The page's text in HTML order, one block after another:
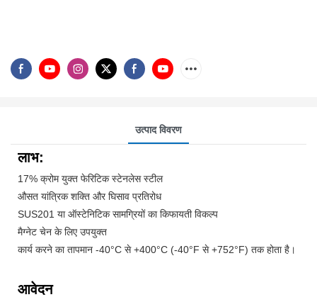
उत्पाद विवरण
लाभ:
17% क्रोम युक्त फेरिटिक स्टेनलेस स्टील
औसत यांत्रिक शक्ति और घिसाव प्रतिरोध
SUS201 या ऑस्टेनिटिक सामग्रियों का किफायती विकल्प
मैग्नेट चेन के लिए उपयुक्त
कार्य करने का तापमान -40°C से +400°C (-40°F से +752°F) तक होता है।
आवेदन